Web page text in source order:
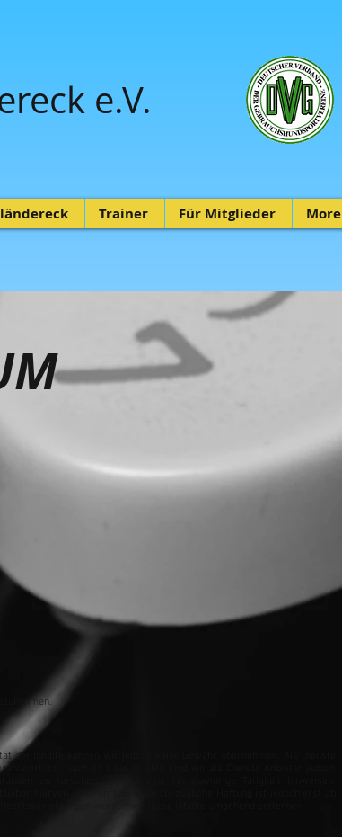
e.V.
Trainer Für Mitglieder More
Inhalte können wir jedoch keine Gewähr übernehmen. Als Dienste
Nach §§ 8 bis 10 TMG sind wir als Dienste Anbieter jedoch
zu forschen, die auf eine rechtswidrige Tätigkeit hinweisen.
hiervon unberührt. Eine diesbezügliche Haftung ist jedoch erst ab
werden wir diese Inhalte umgehend entfernen.